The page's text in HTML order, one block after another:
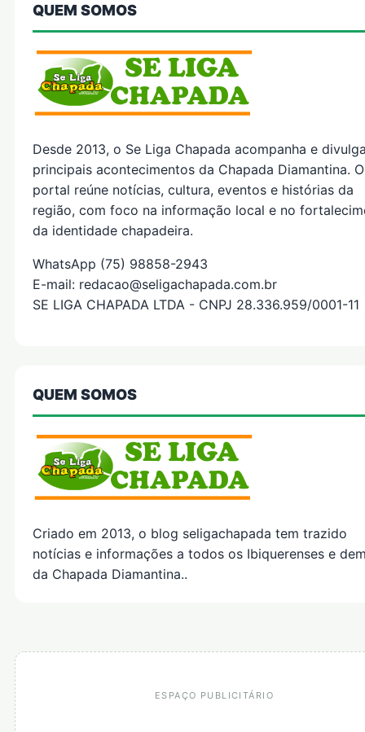
QUEM SOMOS
Desde 2013, o Se Liga Chapada acompanha e
principais acontecimentos da Chapada Diamantina. O
portal reúne notícias, cultura, eventos e histórias da
região, com foco na informação local e no
da identidade chapadeira.
WhatsApp (75) 98858-2943
E-mail: redacao@seligachapada.com.br
SE LIGA CHAPADA LTDA - CNPJ 28.336.959/0001-11
QUEM SOMOS
Criado em 2013, o blog seligachapada tem trazido
notícias e informações a todos os Ibiquerenses e
da Chapada Diamantina..
ESPAÇO PUBLICITÁRIO